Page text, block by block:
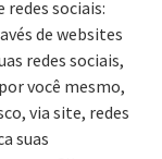
redes sociais:
de websites
redes sociais,
você mesmo,
via site, redes
suas